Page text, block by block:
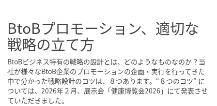
BtoBプロモーション、適切な
戦略の立て方
BtoBビジネス特有の戦略の設計とは、どのようなものなのか？当
社が様々なBtoB企業のプロモーションの企画・実行を行ってきた
中で分かった戦略設計のコツは、８つあります。“８つのコツ” に
ついては、2026年２月、展示会「健康博覧会2026」にて発表させ
ていただきました。